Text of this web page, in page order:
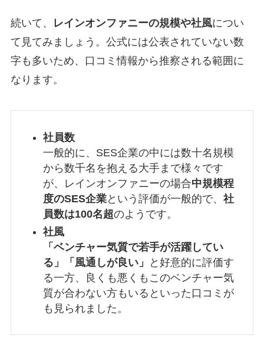
続いて、 レインオンファニーの規模や社風につい
て見てみましょう。公式には公表されていない数
字も多いため、口コミ情報から推察される範囲に
なります。
社員数
一般的に、SES企業の中には数十名規模
から数千名を抱える大手まで様々です
が、レインオンファニーの場合中規模程
度のSES企業という評価が一般的で、 社
員数は100名超のようです。
社風
「ベンチャー気質で若手が活躍してい
る」「風通しが良い」
と好意的に評価す
る一方、良くも悪くもこのベンチャー気
質が合わない方もいるといった口コミが
も見られました。